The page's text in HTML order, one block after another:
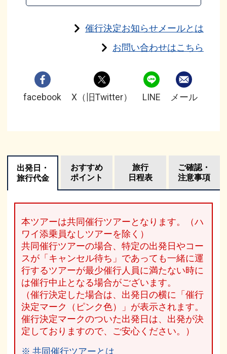
催行決定お知らせメールとは
お問い合わせはこちら
facebook X（旧Twitter） LINE メール
出発日・
旅行代金
おすすめ
ポイント
旅行
日程表
ご確認・
注意事項
本ツアーは共同催行ツアーとなります。（ハ
ワイ添乗員なしツアーを除く）
共同催行ツアーの場合、特定の出発日やコー
スが「キャンセル待ち」であっても一緒に運
行するツアーが最少催行人員に満たない時に
は催行中止となる場合がございます。
（催行決定した場合は、出発日の横に「催行
決定マーク（ピンク色）」が表示されます。
催行決定マークのついた出発日は、出発が決
定しておりますので、ご安心ください。）
※ 共同催行ツアーとは